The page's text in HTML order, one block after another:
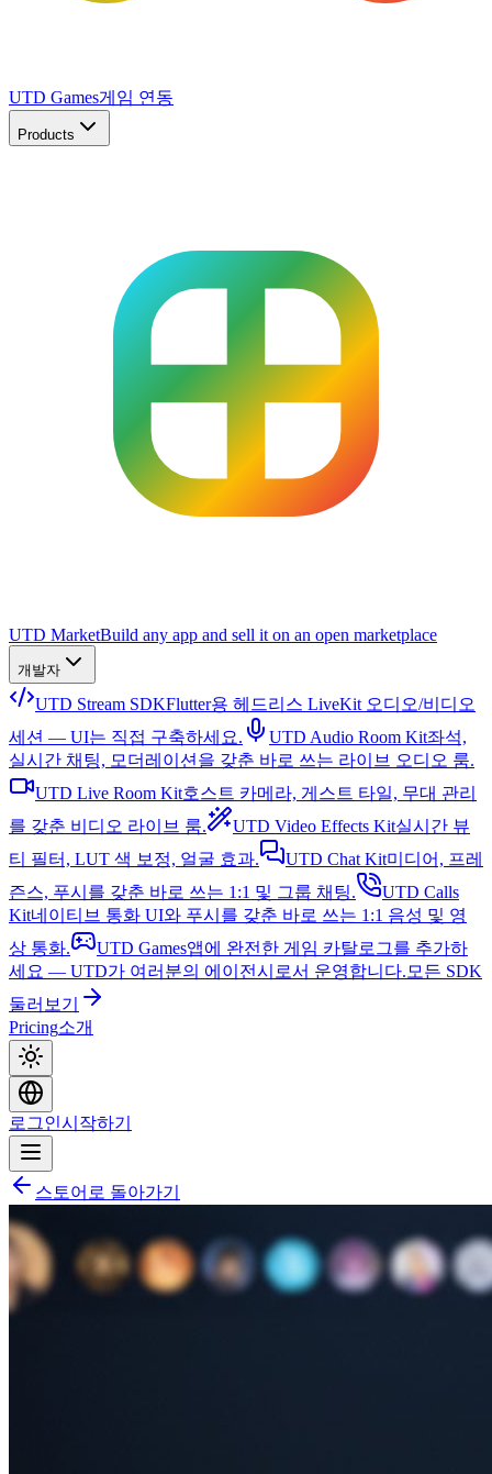
UTD Games게임 연동
Products
UTD MarketBuild any app and sell it on an open marketplace
개발자
UTD Stream SDKFlutter용 헤드리스 LiveKit 오디오/비디오
세션 — UI는 직접 구축하세요.
UTD Audio Room Kit좌석,
실시간 채팅, 모더레이션을 갖춘 바로 쓰는 라이브 오디오 룸.
UTD Live Room Kit호스트 카메라, 게스트 타일, 무대 관리
를 갖춘 비디오 라이브 룸.
UTD Video Effects Kit실시간 뷰
티 필터, LUT 색 보정, 얼굴 효과.
UTD Chat Kit미디어, 프레
즌스, 푸시를 갖춘 바로 쓰는 1:1 및 그룹 채팅.
UTD Calls
Kit네이티브 통화 UI와 푸시를 갖춘 바로 쓰는 1:1 음성 및 영
상 통화.
UTD Games앱에 완전한 게임 카탈로그를 추가하
세요 — UTD가 여러분의 에이전시로서 운영합니다. 모든 SDK
둘러보기
Pricing소개
로그인시작하기
스토어로 돌아가기